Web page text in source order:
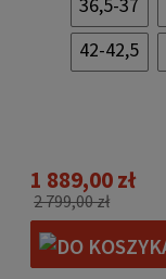
42-42,5
1 889,00 zł
2 799,00 zł